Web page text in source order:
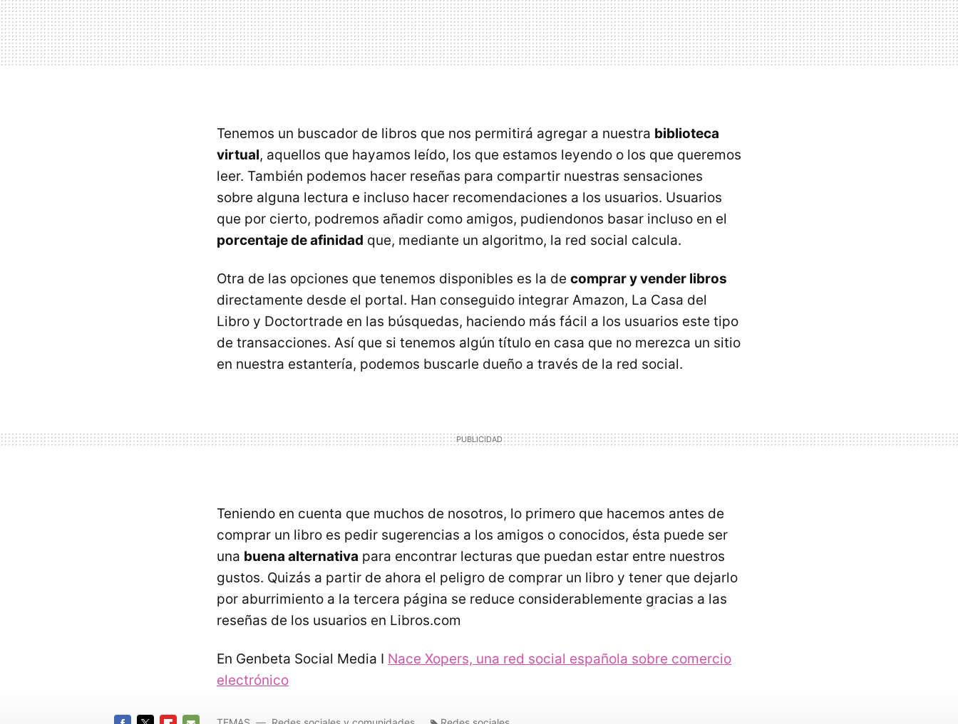
Tenemos un buscador de libros que nos permitirá agregar a nuestra biblioteca
virtual, aquellos que hayamos leído, los que estamos leyendo o los que queremos
leer. También podemos hacer reseñas para compartir nuestras sensaciones
sobre alguna lectura e incluso hacer recomendaciones a los usuarios. Usuarios
que por cierto, podremos añadir como amigos, pudiendonos basar incluso en el
porcentaje de afinidad que, mediante un algoritmo, la red social calcula.
Otra de las opciones que tenemos disponibles es la de comprar y vender libros
directamente desde el portal. Han conseguido integrar Amazon, La Casa del
Libro y Doctortrade en las búsquedas, haciendo más fácil a los usuarios este tipo
de transacciones. Así que si tenemos algún título en casa que no merezca un sitio
en nuestra estantería, podemos buscarle dueño a través de la red social.
Teniendo en cuenta que muchos de nosotros, lo primero que hacemos antes de
comprar un libro es pedir sugerencias a los amigos o conocidos, ésta puede ser
una buena alternativa para encontrar lecturas que puedan estar entre nuestros
gustos. Quizás a partir de ahora el peligro de comprar un libro y tener que dejarlo
por aburrimiento a la tercera página se reduce considerablemente gracias a las
reseñas de los usuarios en Libros.com
En Genbeta Social Media I Nace Xopers, una red social española sobre comercio
electrónico